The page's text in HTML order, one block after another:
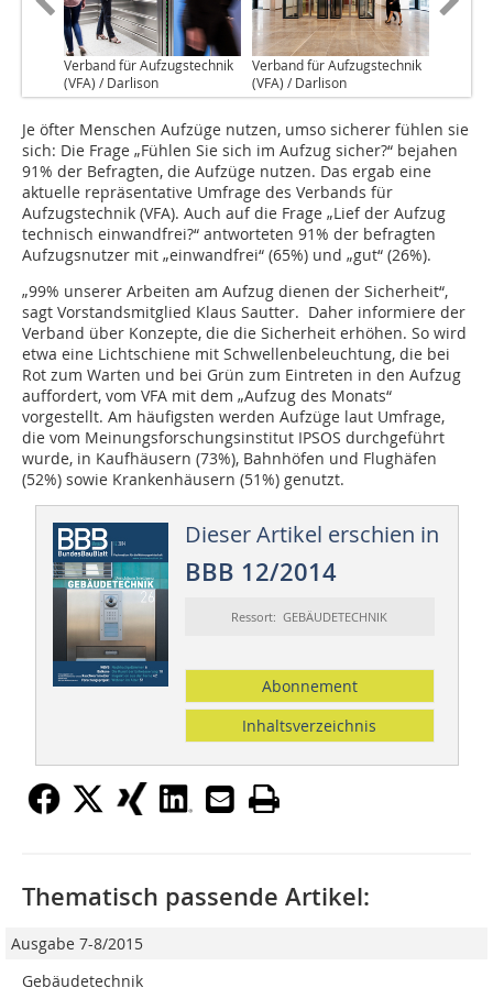
Verband für Aufzugstechnik
(VFA) / Darlison
Verband für Aufzugstechnik
(VFA) / Darlison
Je öfter Menschen Aufzüge nutzen, umso sicherer fühlen sie
sich: Die Frage „Fühlen Sie sich im Aufzug sicher?“ bejahen
91% der Befragten, die Aufzüge nutzen. Das ergab eine
aktuelle repräsentative Um­­frage des Verbands für
Aufzugstechnik (VFA). Auch auf die Frage „Lief der Aufzug
technisch einwandfrei?“ antworteten 91% der befragten
Aufzugsnutzer mit „einwandfrei“ (65%) und „gut“ (26%).
„99% unserer Arbeiten am Aufzug dienen der Sicherheit“,
sagt Vorstandsmitglied Klaus Sautter. Daher informiere der
Verband über Konzepte, die die Sicherheit erhöhen. So wird
etwa eine Lichtschiene mit Schwellenbeleuchtung, die bei
Rot zum Warten und bei Grün zum Eintreten in den Aufzug
auffordert, vom VFA mit dem „Aufzug des Monats“
vorgestellt. Am häufigsten werden Aufzüge laut Umfrage,
die vom Meinungsforschungsinstitut IPSOS durchgeführt
wurde, in Kaufhäusern (73%), Bahnhöfen und Flughäfen
(52%) sowie Krankenhäusern (51%) genutzt.
Dieser Artikel erschien in
BBB 12/2014
Ressort: GEBÄUDETECHNIK
Abonnement
Inhaltsverzeichnis
Thematisch passende Artikel:
Ausgabe 7-8/2015
Gebäudetechnik